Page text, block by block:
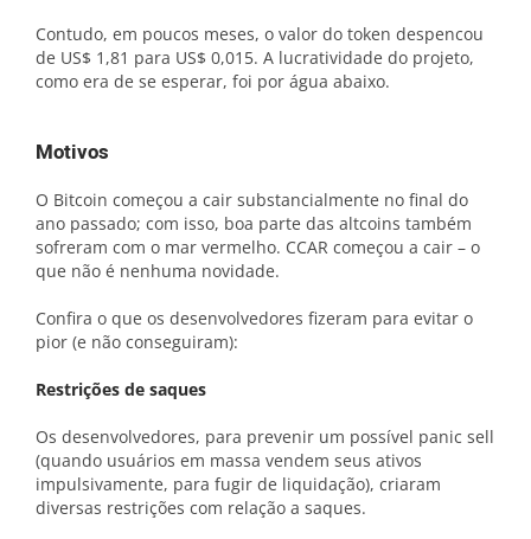
Contudo, em poucos meses, o valor do token despencou
de US$ 1,81 para US$ 0,015. A lucratividade do projeto,
como era de se esperar, foi por água abaixo.
Motivos
O Bitcoin começou a cair substancialmente no final do
ano passado; com isso, boa parte das altcoins também
sofreram com o mar vermelho. CCAR começou a cair – o
que não é nenhuma novidade.
Confira o que os desenvolvedores fizeram para evitar o
pior (e não conseguiram):
Restrições de saques
Os desenvolvedores, para prevenir um possível panic sell
(quando usuários em massa vendem seus ativos
impulsivamente, para fugir de liquidação), criaram
diversas restrições com relação a saques.